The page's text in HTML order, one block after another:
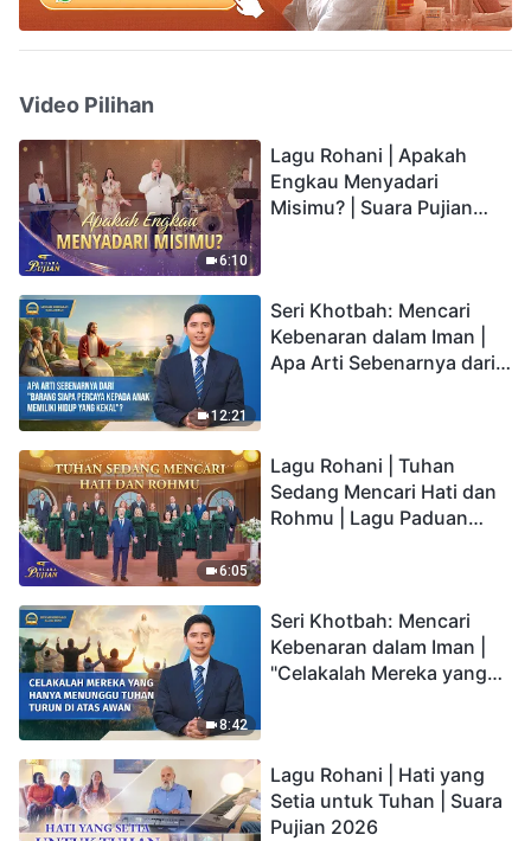
Video Pilihan
6:10
Lagu Rohani | Apakah
Engkau Menyadari
Misimu? | Suara Pujian
12:21
Seri Khotbah: Mencari
Kebenaran dalam Iman |
Apa Arti Sebenarnya dari
6:05
Lagu Rohani | Tuhan
Sedang Mencari Hati dan
Rohmu | Lagu Paduan
8:42
Seri Khotbah: Mencari
Kebenaran dalam Iman |
"Celakalah Mereka yang
Lagu Rohani | Hati yang
Setia untuk Tuhan | Suara
Pujian 2026